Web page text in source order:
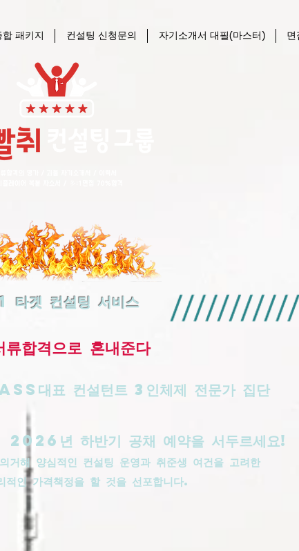
패키지 컨설팅 신청문의 자기소개서 대필(마스터) 면
겟 컨설팅 서비스
류합격으로 혼내준다
표 컨설턴트 3인체제 전문가 집단
년 하반기 공채 예약을 서두르세요!
거해 양심적인 컨설팅 운영과 취준생 여건을 고려한
적인 가격책정을 할 것을 선포합니다.